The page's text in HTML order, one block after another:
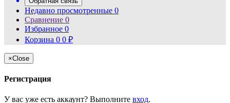
Недавно просмотренные 0
Сравнение 0
Избранное 0
Корзина 0 0 ₽
×Close
Регистрация
У вас уже есть аккаунт? Выполните вход.